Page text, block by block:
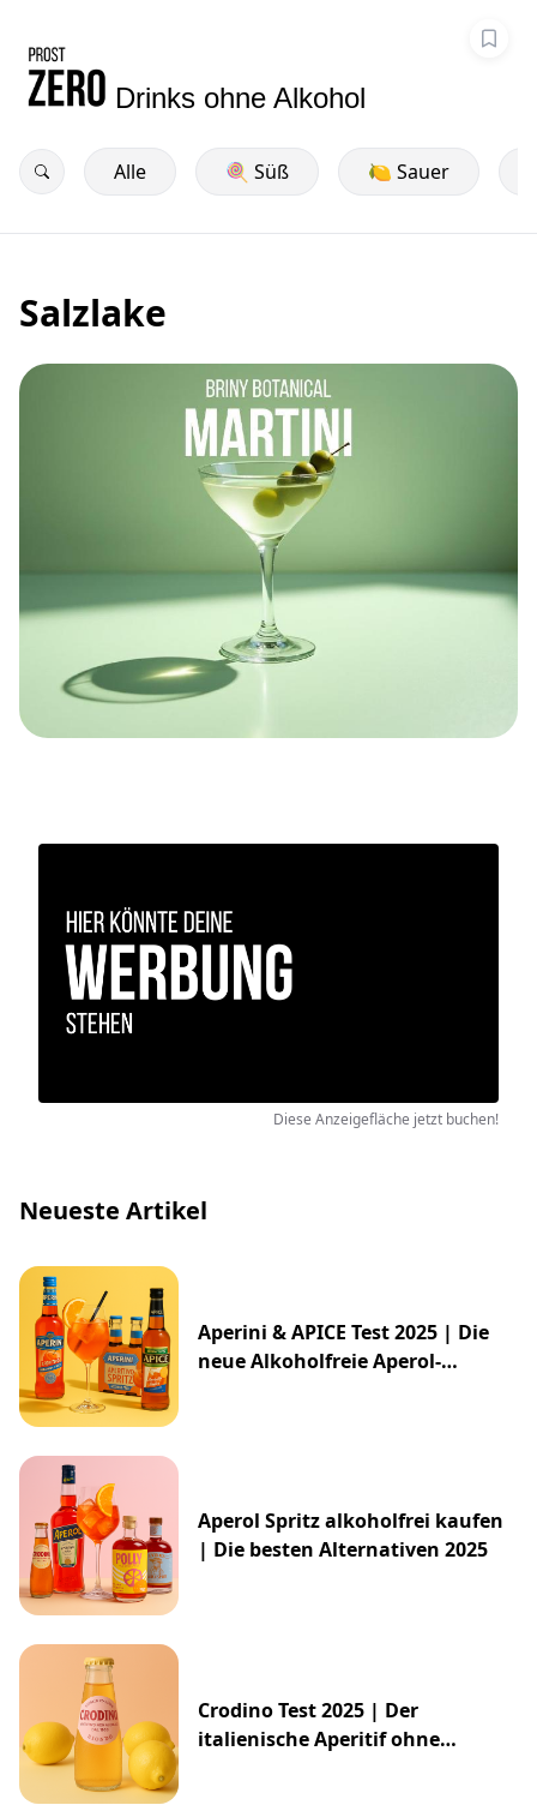
Drinks ohne Alkohol
Alle 🍭 Süß 🍋 Sauer
Salzlake
Diese Anzeigefläche jetzt buchen!
Neueste Artikel
Aperini & APICE Test 2025 | Die
neue Alkoholfreie Aperol-
Aperol Spritz alkoholfrei kaufen
| Die besten Alternativen 2025
Crodino Test 2025 | Der
italienische Aperitif ohne